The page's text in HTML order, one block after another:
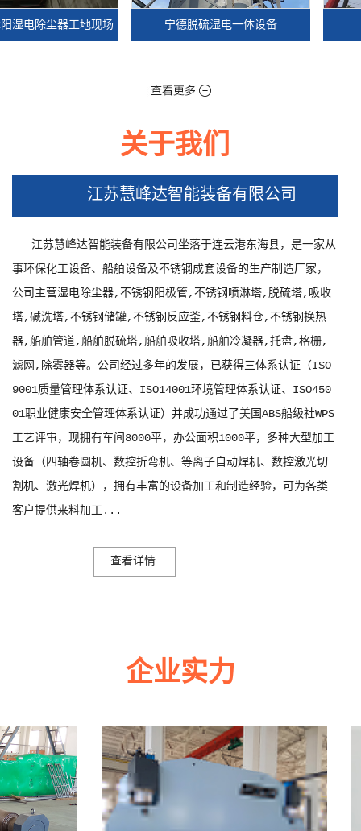
除尘器工地现场 宁德脱硫湿电一体设备
宁德脱硫湿电一体设备
关于我们
江苏慧峰达智能装备有限公司
江苏慧峰达智能装备有限公司坐落于连云港东海县，是一家从
事环保化工设备、船舶设备及不锈钢成套设备的生产制造厂家，
公司主营湿电除尘器,不锈钢阳极管,不锈钢喷淋塔,脱硫塔,吸收
塔,碱洗塔,不锈钢储罐,不锈钢反应釜,不锈钢料仓,不锈钢换热
器,船舶管道,船舶脱硫塔,船舶吸收塔,船舶冷凝器,托盘,格栅,
滤网,除雾器等。公司经过多年的发展，已获得三体系认证（ISO
9001质量管理体系认证、ISO14001环境管理体系认证、ISO450
01职业健康安全管理体系认证）并成功通过了美国ABS船级社WPS
工艺评审，现拥有车间8000平，办公面积1000平，多种大型加工
设备（四轴卷圆机、数控折弯机、等离子自动焊机、数控激光切
割机、激光焊机），拥有丰富的设备加工和制造经验，可为各类
客户提供来料加工...
查看详情
企业实力